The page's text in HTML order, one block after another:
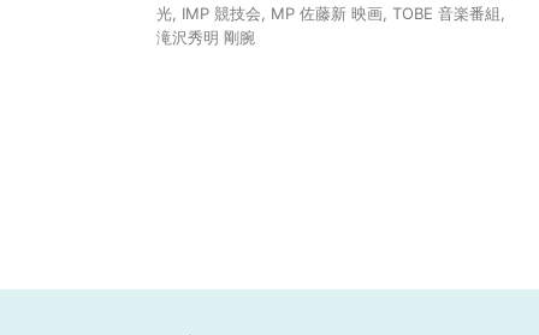
光 IMP 競技会 MP 佐藤新 映画 TOBE 音楽番組
滝沢秀明 剛腕